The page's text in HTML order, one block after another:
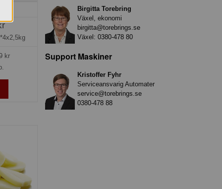
kr
Birgitta Torebring
Växel, ekonomi
birgitta@torebrings.se
Växel: 0380-478 80
Support Maskiner
Kristoffer Fyhr
Serviceansvarig Automater
service@torebrings.se
0380-478 88